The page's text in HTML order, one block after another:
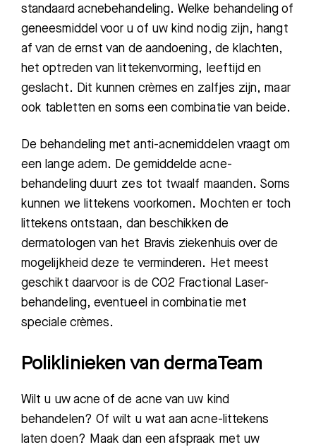
Afdelingen
standaard acnebehandeling. Welke behandeling of
geneesmiddel voor u of uw kind nodig zijn, hangt
af van de ernst van de aandoening, de klachten,
het optreden van littekenvorming, leeftijd en
geslacht. Dit kunnen crèmes en zalfjes zijn, maar
ook tabletten en soms een combinatie van beide.
De behandeling met anti-acnemiddelen vraagt om
een lange adem. De gemiddelde acne-
behandeling duurt zes tot twaalf maanden. Soms
kunnen we littekens voorkomen. Mochten er toch
littekens ontstaan, dan beschikken de
dermatologen van het Bravis ziekenhuis over de
mogelijkheid deze te verminderen. Het meest
geschikt daarvoor is de CO2 Fractional Laser-
behandeling, eventueel in combinatie met
speciale crèmes.
Poliklinieken van dermaTeam
Wilt u uw acne of de acne van uw kind
behandelen? Of wilt u wat aan acne-littekens
laten doen? Maak dan een afspraak met uw